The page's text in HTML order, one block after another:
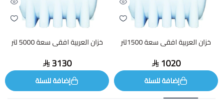
خزان العربية افقى سعة 1500لتر
1020
إضافة للسلة
خزان العربية افقى سعة 5000 لتر
3130
إضافة للسلة